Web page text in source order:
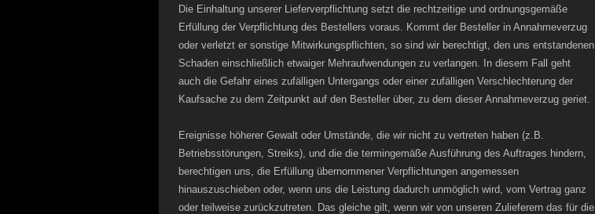
Die Einhaltung unserer Lieferverpflichtung setzt die rechtzeitige und ordnungsgemäße
Erfüllung der Verpflichtung des Bestellers voraus. Kommt der Besteller in Annahmeverzug
oder verletzt er sonstige Mitwirkungspflichten, so sind wir berechtigt, den uns entstandenen
Schaden einschließlich etwaiger Mehraufwendungen zu verlangen. In diesem Fall geht
auch die Gefahr eines zufälligen Untergangs oder einer zufälligen Verschlechterung der
Kaufsache zu dem Zeitpunkt auf den Besteller über, zu dem dieser Annahmeverzug geriet.
Ereignisse höherer Gewalt oder Umstände, die wir nicht zu vertreten haben (z.B.
Betriebsstörungen, Streiks), und die die termingemäße Ausführung des Auftrages hindern,
berechtigen uns, die Erfüllung übernommener Verpflichtungen angemessen
hinauszuschieben oder, wenn uns die Leistung dadurch unmöglich wird, vom Vertrag ganz
oder teilweise zurückzutreten. Das gleiche gilt, wenn wir von unseren Zulieferern das für die